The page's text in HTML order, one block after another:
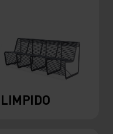
LIMPIDO